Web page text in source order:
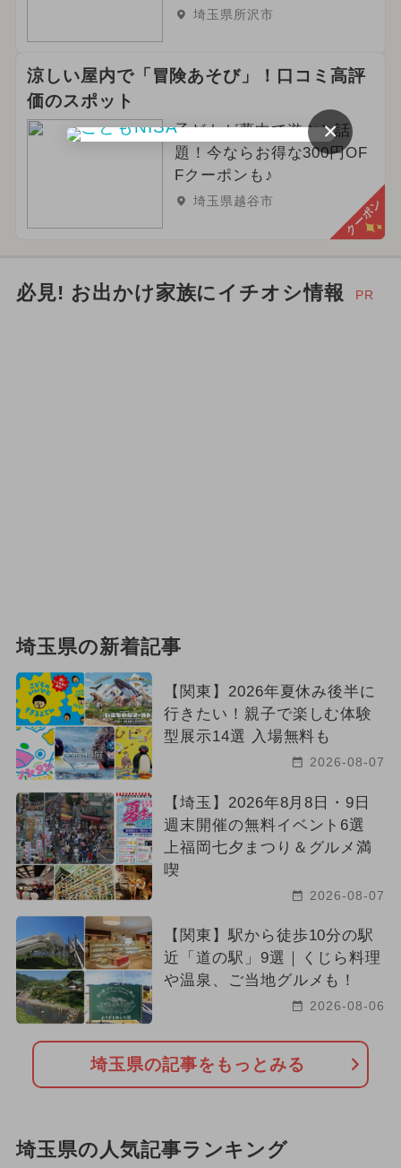
埼玉県所沢市
涼しい屋内で「冒険あそび」！口コミ高評
価のスポット
子どもが夢中で遊ぶと話
題！今ならお得な300円OF
Fクーポンも♪
埼玉県越谷市 クーポン
必見! お出かけ家族にイチオシ情報 PR
埼玉県の新着記事
【関東】2026年夏休み後半に
行きたい！親子で楽しむ体験
型展示14選 入場無料も
2026-08-07
【埼玉】2026年8月8日・9日
週末開催の無料イベント6選
上福岡七夕まつり＆グルメ満
喫
2026-08-07
【関東】駅から徒歩10分の駅
近「道の駅」9選｜くじら料理
や温泉、ご当地グルメも！
2026-08-06
埼玉県の記事をもっとみる
埼玉県の人気記事ランキング
×